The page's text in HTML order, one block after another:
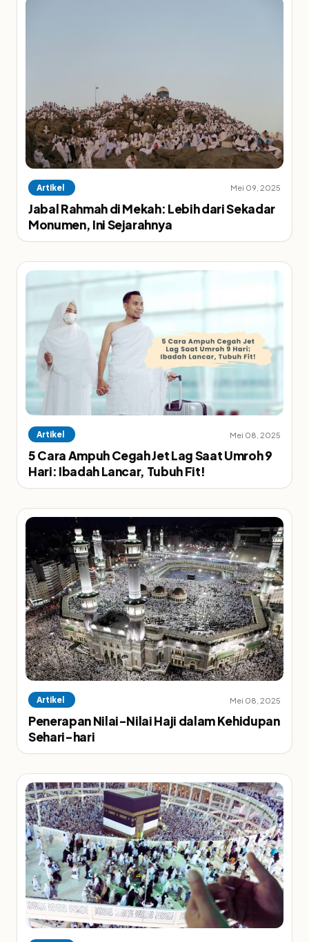
Artikel Mei 09, 2025
Jabal Rahmah di Mekah: Lebih dari Sekadar
Monumen, Ini Sejarahnya
Artikel Mei 08, 2025
5 Cara Ampuh Cegah Jet Lag Saat Umroh 9
Hari: Ibadah Lancar, Tubuh Fit!
Artikel Mei 08, 2025
Penerapan Nilai-Nilai Haji dalam Kehidupan
Sehari-hari